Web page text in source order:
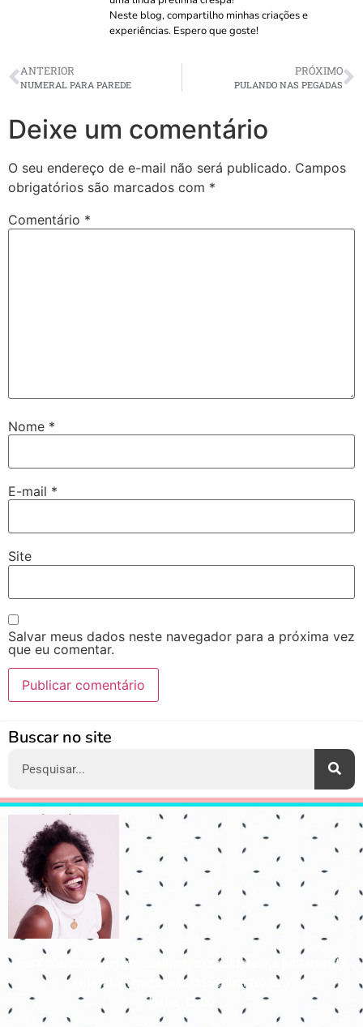
Neste blog, compartilho minhas criações e
experiências. Espero que goste!
ANTERIOR
NUMERAL PARA PAREDE
PRÓXIMO
PULANDO NAS PEGADAS
Deixe um comentário
O seu endereço de e-mail não será publicado. Campos
obrigatórios são marcados com *
Comentário *
Nome *
E-mail *
Site
Salvar meus dados neste navegador para a próxima vez
que eu comentar.
Buscar no site
Para que todos vejam, e saibam, e considerem, e juntamente
entendam que a mão do Senhor fez isto
Isaías 41:20